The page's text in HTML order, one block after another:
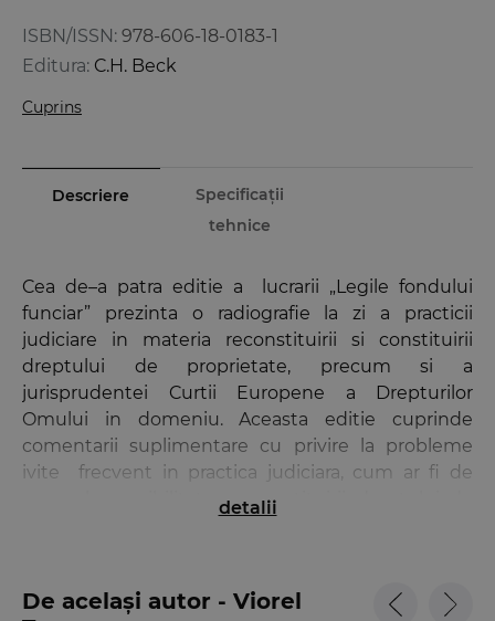
ISBN/ISSN: 978-606-18-0183-1
Editura: C.H. Beck
Cuprins
Descriere
Specificații
tehnice
Cea de–a patra editie a lucrarii „Legile fondului
funciar” prezinta o radiografie la zi a practicii
judiciare in materia reconstituirii si constituirii
dreptului de proprietate, precum si a
jurisprudentei Curtii Europene a Drepturilor
Omului in domeniu. Aceasta editie cuprinde
comentarii suplimentare cu privire la probleme
ivite frecvent in practica judiciara, cum ar fi de
exemplu: posibilitatea reconstituirii dreptului de
Decretului nr.42/1990, corelatia dintre procedura
detalii
De același autor - Viorel